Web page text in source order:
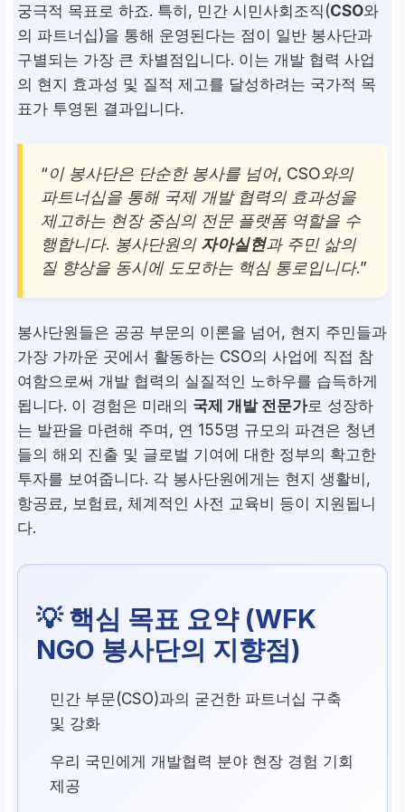
궁극적 목표로 하죠. 특히, 민간 시민사회조직(CSO와
의 파트너십)을 통해 운영된다는 점이 일반 봉사단과
구별되는 가장 큰 차별점입니다. 이는 개발 협력 사업
의 현지 효과성 및 질적 제고를 달성하려는 국가적 목
표가 투영된 결과입니다.
“이 봉사단은 단순한 봉사를 넘어, CSO와의
파트너십을 통해 국제 개발 협력의 효과성을
제고하는 현장 중심의 전문 플랫폼 역할을 수
행합니다. 봉사단원의 자아실현과 주민 삶의
질 향상을 동시에 도모하는 핵심 통로입니다.”
봉사단원들은 공공 부문의 이론을 넘어, 현지 주민들과
가장 가까운 곳에서 활동하는 CSO의 사업에 직접 참
여함으로써 개발 협력의 실질적인 노하우를 습득하게
됩니다. 이 경험은 미래의 국제 개발 전문가로 성장하
는 발판을 마련해 주며, 연 155명 규모의 파견은 청년
들의 해외 진출 및 글로벌 기여에 대한 정부의 확고한
투자를 보여줍니다. 각 봉사단원에게는 현지 생활비,
항공료, 보험료, 체계적인 사전 교육비 등이 지원됩니
다.
💡 핵심 목표 요약 (WFK
NGO 봉사단의 지향점)
민간 부문(CSO)과의 굳건한 파트너십 구축
및 강화
우리 국민에게 개발협력 분야 현장 경험 기회
제공